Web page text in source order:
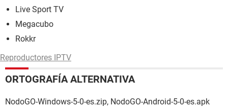
Live Sport TV
Megacubo
Rokkr
Reproductores IPTV
ORTOGRAFÍA ALTERNATIVA
NodoGO-Windows-5-0-es.zip, NodoGO-Android-5-0-es.apk